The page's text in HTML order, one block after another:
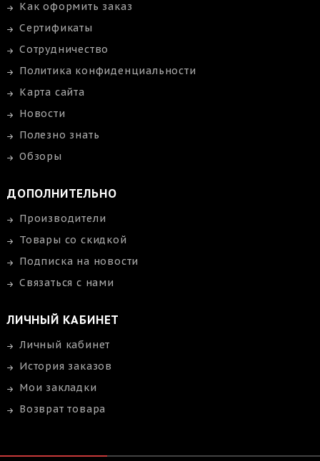
Как оформить заказ
Сертификаты
Сотрудничество
Политика конфиденциальности
Карта сайта
Новости
Полезно знать
Обзоры
ДОПОЛНИТЕЛЬНО
Производители
Товары со скидкой
Подписка на новости
Связаться с нами
ЛИЧНЫЙ КАБИНЕТ
Личный кабинет
История заказов
Мои закладки
Возврат товара